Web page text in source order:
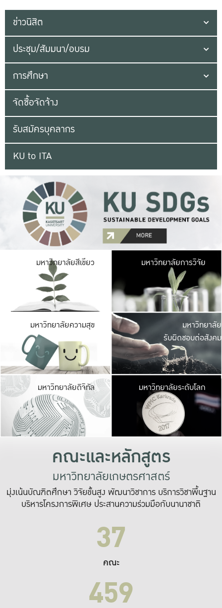
ข่าวนิสิต
ประชุม/สัมมนา/อบรม
การศึกษา
จัดซื้อจัดจ้าง
รับสมัครบุคลากร
KU to ITA
มหาวิทยาลัยสีเขียว มหาวิ
มีพื้นที่เขียวสดใส
เป็นป่าในเมือง เกษต
มหาวิทยาลัยการวิจัย
มหาวิทยาลัยความสุข มหาวิ
ค
เปิดประ
และพบเรื่องราวใ
มหาวิทยาลัย
รับผิดชอบต่อสังคม
มหาวิทยาลัยดิจิทัล มหาวิ
เปลี่ยนแปลง แล
เพื่อทำง
ระบบสารสนเทศ
มหาวิทยาลัยระดับโลก
คณะและหลักสูตร
มหาวิทยาลัยเกษตรศาสตร์
มุ่งเน้นบัณฑิตศึกษา วิจัยขั้นสูง พัฒนาวิชาการ บริการวิชาพื้นฐาน
บริหารโครงการพิเศษ ประสานความร่วมมือกับนานาชาติ
37
คณะ
459